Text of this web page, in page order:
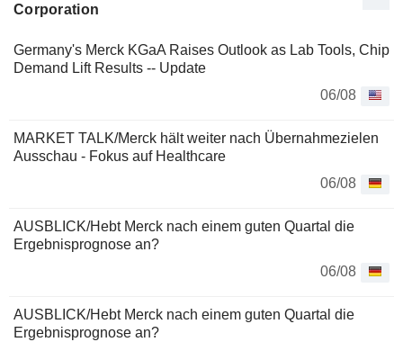
Corporation
Germany's Merck KGaA Raises Outlook as Lab Tools, Chip
Demand Lift Results -- Update
06/08
MARKET TALK/Merck hält weiter nach Übernahmezielen
Ausschau - Fokus auf Healthcare
06/08
AUSBLICK/Hebt Merck nach einem guten Quartal die
Ergebnisprognose an?
06/08
AUSBLICK/Hebt Merck nach einem guten Quartal die
Ergebnisprognose an?